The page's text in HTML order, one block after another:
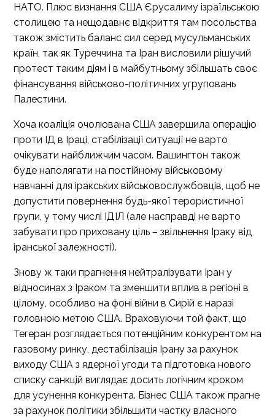
НАТО. Плюс визнання США Єрусалиму ізраїльською
столицею та нещодавнє відкриття там посольства
також змістить баланс сил серед мусульманських
країн, так як Туреччина та Іран висловили рішучий
протест таким діям і в майбутньому збільшать своє
фінансування військово-політичних угруповань
Палестини.
Хоча коаліція очолювана США завершила операцію
проти ІД в Іраці, стабілізації ситуації не варто
очікувати найближчим часом. Вашингтон також
буде наполягати на постійному військовому
навчанні для іракських військовослужбовців, щоб не
допустити повернення будь-якої терористичної
групи, у тому числі ІДІЛ (але насправді не варто
забувати про приховану ціль – звільнення Іраку від
іранської залежності).
Знову ж таки прагнення нейтралізувати Іран у
відносинах з Іраком та зменшити вплив в регіоні в
цілому, особливо на фоні війни в Сирій є наразі
головною метою США. Враховуючи той факт, що
Тегеран розглядається потенційним конкурентом на
газовому ринку, дестабілізація Ірану за рахунок
виходу США з ядерної угоди та підготовка нового
списку санкцій виглядає досить логічним кроком
для усунення конкурента. Бізнес США також прагне
за рахунок політики збільшити частку власного